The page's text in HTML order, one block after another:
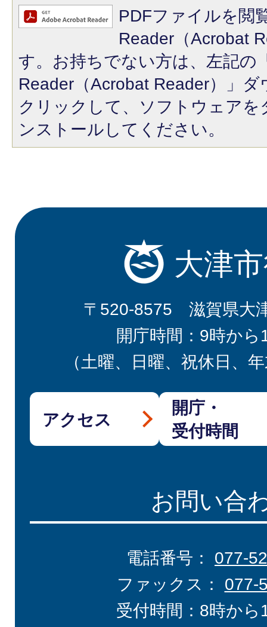
PDFファイルを閲
Reader（Acrobat
す。お持ちでない方は、左記の
Reader（Acrobat Reader）」
クリックして、ソフトウェア
ンストールしてください。
大津
〒520-8575 滋賀県大
開庁時間：9時から
（土曜、日曜、祝休日、
アクセス
開庁・
受付時間
お問い合
電話番号： 077-
ファックス： 077-
受付時間：8時から